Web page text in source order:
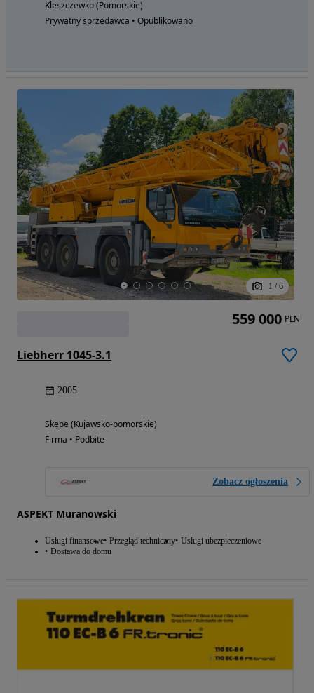
Kleszczewko (Pomorskie)
Prywatny sprzedawca • Opublikowano
1 / 6
Liebherr 1045-3.1
2005
Skępe (Kujawsko-pomorskie)
Firma • Podbite
Zobacz ogłoszenia
ASPEKT Muranowski
Usługi finansowe Przegląd techniczny Usługi ubezpieczeniowe
Dostawa do domu
559 000 PLN